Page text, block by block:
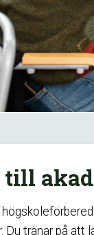
till
Du tränar på att